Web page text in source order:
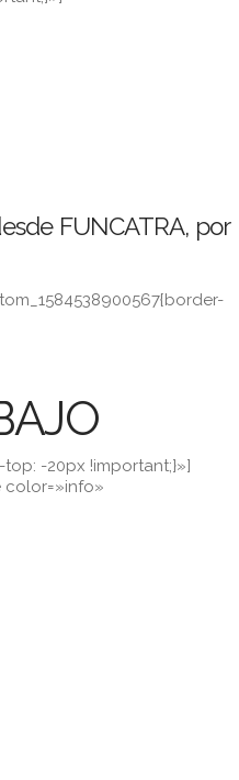
FUNCATRA, por
-20px !important;}»]
color=»info»